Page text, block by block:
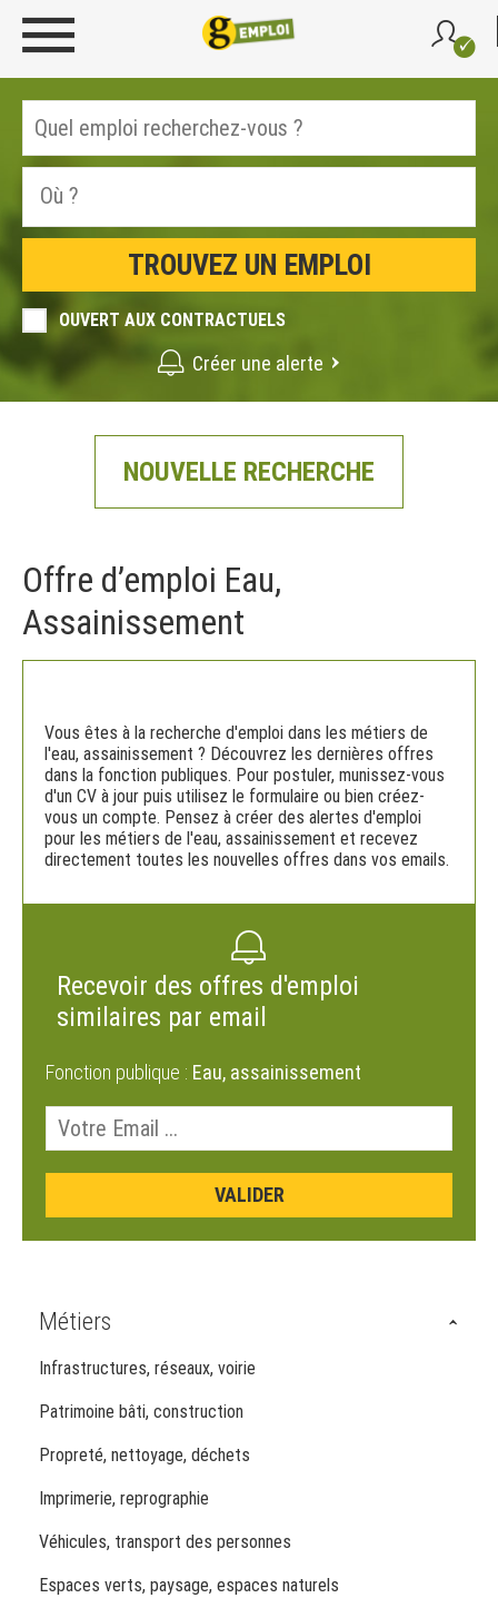
OUVERT AUX CONTRACTUELS
Créer une alerte
NOUVELLE RECHERCHE
Offre d’emploi Eau,
Assainissement
Vous êtes à la recherche d'emploi dans les métiers de
l'eau, assainissement ? Découvrez les dernières offres
dans la fonction publiques. Pour postuler, munissez-vous
d'un CV à jour puis utilisez le formulaire ou bien créez-
vous un compte. Pensez à créer des alertes d'emploi
pour les métiers de l'eau, assainissement et recevez
directement toutes les nouvelles offres dans vos emails.
Recevoir des offres d'emploi
similaires par email
Fonction publique : Eau, assainissement
Métiers
Infrastructures, réseaux, voirie
Patrimoine bâti, construction
Propreté, nettoyage, déchets
Imprimerie, reprographie
Véhicules, transport des personnes
Espaces verts, paysage, espaces naturels